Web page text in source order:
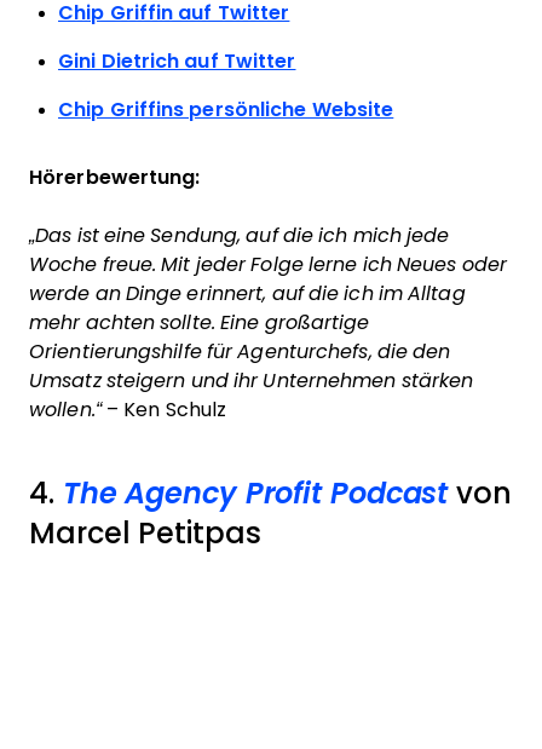
Chip Griffin auf Twitter
Gini Dietrich auf Twitter
Chip Griffins persönliche Website
Hörerbewertung:
„Das ist eine Sendung, auf die ich mich jede
Woche freue. Mit jeder Folge lerne ich Neues oder
werde an Dinge erinnert, auf die ich im Alltag
mehr achten sollte. Eine großartige
Orientierungshilfe für Agenturchefs, die den
Umsatz steigern und ihr Unternehmen stärken
wollen.“– Ken Schulz
4. The Agency Profit Podcastvon
Marcel Petitpas